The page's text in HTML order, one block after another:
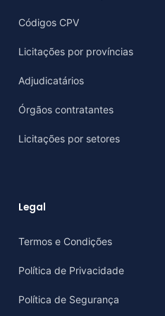
Códigos CPV
Licitações por províncias
Adjudicatários
Órgãos contratantes
Licitações por setores
Legal
Termos e Condições
Política de Privacidade
Política de Segurança